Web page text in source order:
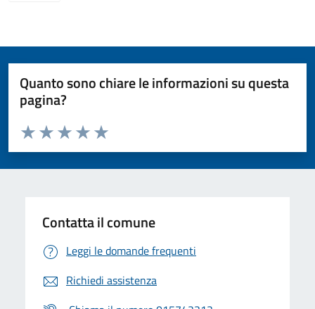
Quanto sono chiare le informazioni su questa
pagina?
Valuta da 1 a 5 stelle la pagina
Valuta 5 stelle su 5
Valuta 4 stelle su 5
Valuta 3 stelle su 5
Valuta 2 stelle su 5
Valuta 1 stelle su 5
Contatta il comune
Leggi le domande frequenti
Richiedi assistenza